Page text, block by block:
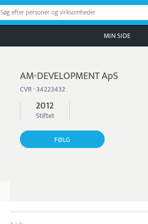
Søg efter personer og virksomheder
MIN SIDE
AM-DEVELOPMENT ApS
CVR · 34223432
2012
Stiftet
FØLG